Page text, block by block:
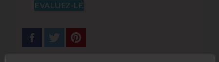
EVALUEZ-LE